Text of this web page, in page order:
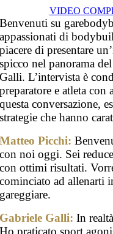
VIDEO
Benvenuti su
appassionati di
piacere di presentare
spicco nel panorama
Galli. L’intervista è
preparatore e atleta con
questa conversazione,
strategie che hanno
Matteo Picchi:
con noi oggi. Sei
con ottimi risultati.
cominciato ad allenarti
gareggiare.
Gabriele Galli: In
Ho praticato sport